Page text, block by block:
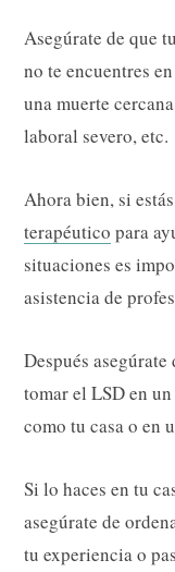
Asegúrate de que
no te encuentres
una muerte
laboral severo, etc.
Ahora bien, si estás
terapéutico para
situaciones es
asistencia de
Después
tomar el LSD en
como tu casa o en
Si lo haces en tu
asegúrate de
tu experiencia o